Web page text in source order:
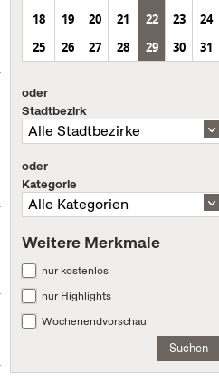
18
19 20 21 22 23
24
25
26 27 28 29 30 31
oder
Stadtbezirk
oder
Kategorie
Weitere Merkmale
nur kostenlos
nur Highlights
Wochenendvorschau
Suchen